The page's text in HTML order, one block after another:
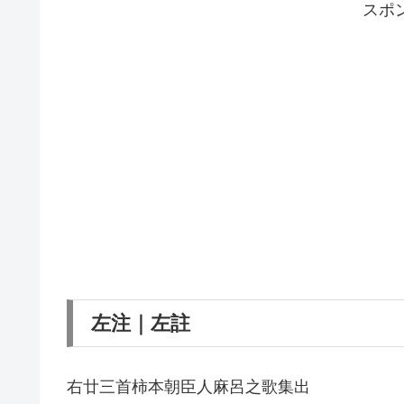
スポ
左注｜左註
右廿三首柿本朝臣人麻呂之歌集出